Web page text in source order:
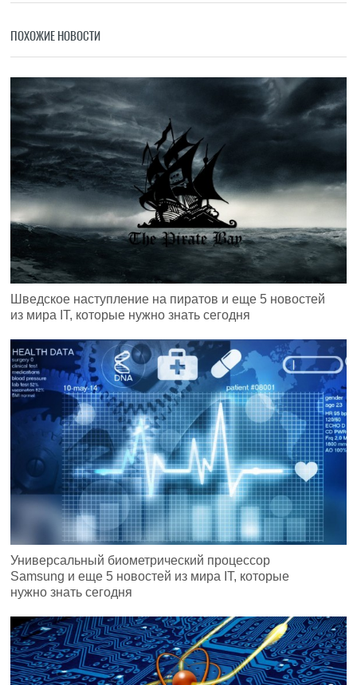
ПОХОЖИЕ НОВОСТИ
Шведское наступление на пиратов и еще 5 новостей
из мира IT, которые нужно знать сегодня
Универсальный биометрический процессор
Samsung и еще 5 новостей из мира IT, которые
нужно знать сегодня